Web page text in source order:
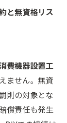
と無資格リス
費機器設置工
ません。無資
則の対象とな
償責任も発生